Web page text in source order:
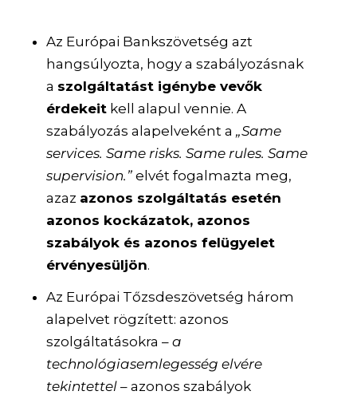
Az Európai Bankszövetség azt
hangsúlyozta, hogy a szabályozásnak
a szolgáltatást igénybe vevők
érdekeitkell alapul vennie. A
szabályozás alapelveként a „Same
services. Same risks. Same rules. Same
supervision.”elvét fogalmazta meg,
azaz azonos szolgáltatás esetén
azonos kockázatok, azonos
szabályok és azonos felügyelet
érvényesüljön.
Az Európai Tőzsdeszövetség három
alapelvet rögzített: azonos
szolgáltatásokra – a
technológiasemlegesség elvére
tekintettel– azonos szabályok